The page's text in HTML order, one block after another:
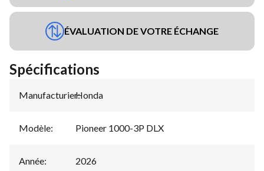
ÉVALUATION DE VOTRE ÉCHANGE
Spécifications
Manufacturier:
Honda
Modèle: Pioneer 1000-3P DLX
Année: 2026